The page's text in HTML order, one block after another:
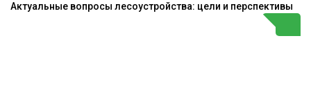
Актуальные вопросы лесоустройства: цели и перспективы